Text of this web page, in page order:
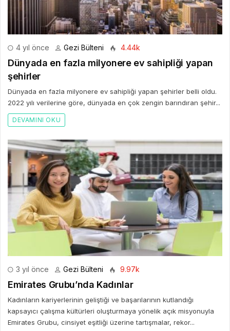
4 yıl önce Gezi Bülteni 4.44k
Dünyada en fazla milyonere ev sahipliği yapan
şehirler
Dünyada en fazla milyonere ev sahipliği yapan şehirler belli oldu.
2022 yılı verilerine göre, dünyada en çok zengin barındıran şehir...
DEVAMINI OKU
3 yıl önce Gezi Bülteni 9.97k
Emirates Grubu’nda Kadınlar
Kadınların kariyerlerinin geliştiği ve başarılarının kutlandığı
kapsayıcı çalışma kültürleri oluşturmaya yönelik açık misyonuyla
Emirates Grubu, cinsiyet eşitliği üzerine tartışmalar, rekor...